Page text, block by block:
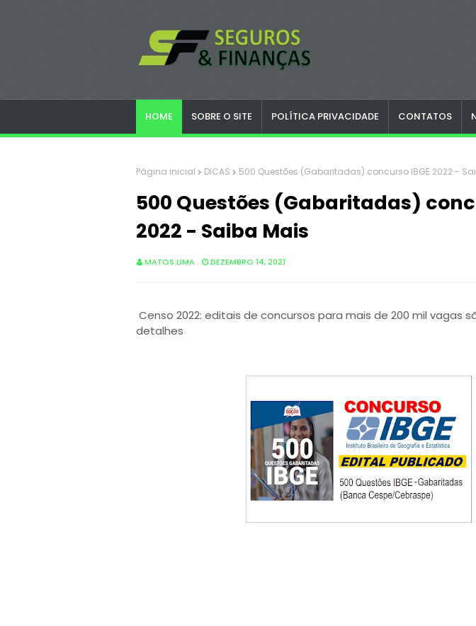
HOME SOBRE O SITE POLÍTICA PRIVACIDADE CONTATOS
Página inicial DICAS 500 Questões (Gabaritadas) concurso IBGE 2022 -
500 Questões (Gabaritadas)
2022 - Saiba Mais
MATOS LIMA DEZEMBRO 14, 2021
Censo 2022: editais de concursos para mais de 200 mil vagas
detalhes